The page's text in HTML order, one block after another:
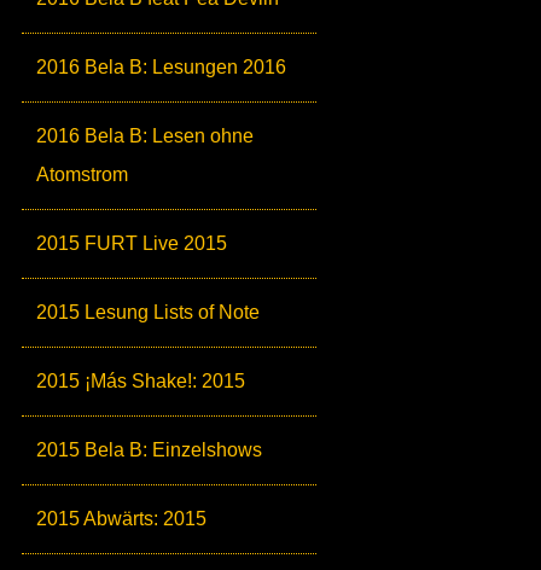
2016 Bela B: Lesungen 2016
2016 Bela B: Lesen ohne
Atomstrom
2015 FURT Live 2015
2015 Lesung Lists of Note
2015 ¡Más Shake!: 2015
2015 Bela B: Einzelshows
2015 Abwärts: 2015